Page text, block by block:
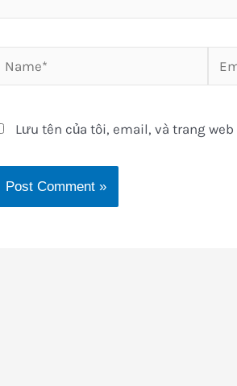
Name*
Lưu tên của tôi, email, và trang